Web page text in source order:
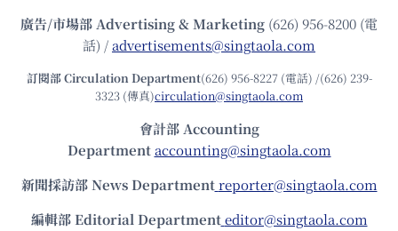
廣告/市場部Advertising & Marketing (626) 956-8200 (電
話) /advertisements@singtaola.com
訂閱部 Circulation Department(626) 956-8227 (電話) /(626) 239-
3323 (傳真)circulation@singtaola.com
會計部 Accounting
Department accounting@singtaola.com
新聞採訪部 News Department reporter@singtaola.com
編輯部 Editorial Department editor@singtaola.com